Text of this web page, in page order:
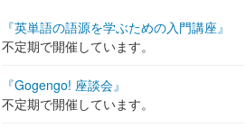
『英単語の語源を学ぶための入門講座』
不定期で開催しています。
『Gogengo! 座談会』
不定期で開催しています。